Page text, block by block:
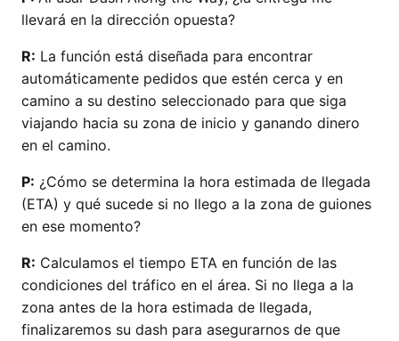
llevará en la dirección opuesta?
R: La función está diseñada para encontrar
automáticamente pedidos que estén cerca y en
camino a su destino seleccionado para que siga
viajando hacia su zona de inicio y ganando dinero
en el camino.
P: ¿Cómo se determina la hora estimada de llegada
(ETA) y qué sucede si no llego a la zona de guiones
en ese momento?
R: Calculamos el tiempo ETA en función de las
condiciones del tráfico en el área. Si no llega a la
zona antes de la hora estimada de llegada,
finalizaremos su dash para asegurarnos de que